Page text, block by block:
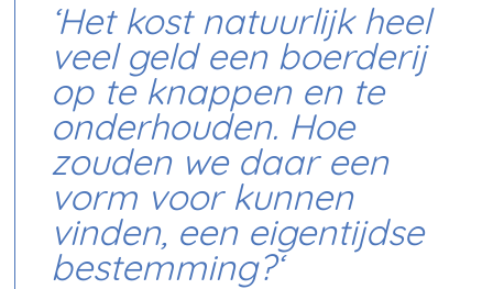
‘Het kost natuurlijk heel
veel geld een boerderij
op te knappen en te
onderhouden. Hoe
zouden we daar een
vorm voor kunnen
vinden, een eigentijdse
bestemming?‘